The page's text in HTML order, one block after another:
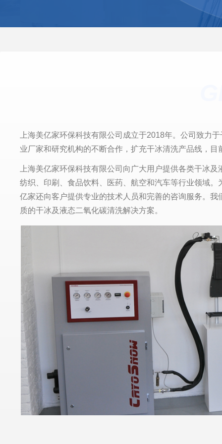
上海美亿家环保科技有限公司成立于2018年。公司致力
业厂家和研究机构的不断合作，扩充干冰清洗产品线，
上海美亿家环保科技有限公司向广大用户提供各类干冰
纺织、印刷、食品饮料、医药、航空和汽车等行业领域
亿家还向客户提供专业的技术人员和完善的咨询服务。
质的干冰及液态二氧化碳清洗解决方案。